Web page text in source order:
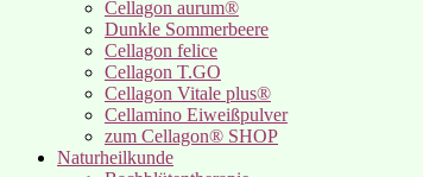
Cellagon aurum®
Dunkle Sommerbeere
Cellagon felice
Cellagon T.GO
Cellagon Vitale plus®
Cellamino Eiweißpulver
zum Cellagon® SHOP
Naturheilkunde